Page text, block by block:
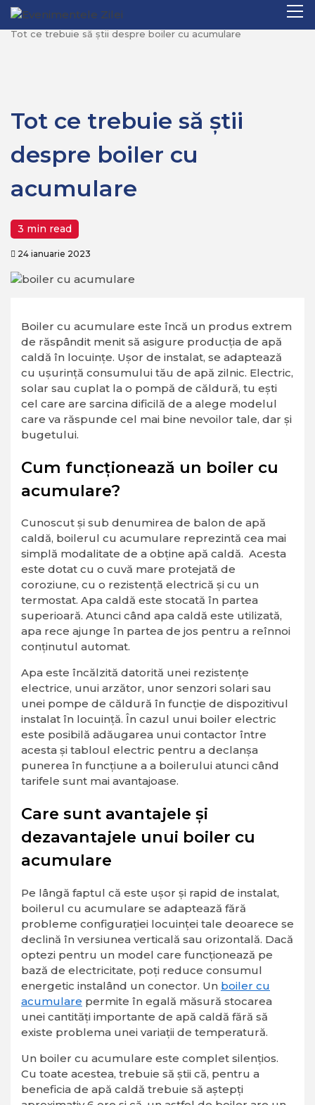
Mergi
conţinut.
Home
Diverse
Tot ce trebuie să știi despre boiler cu acumulare
Tot ce trebuie să știi
despre boiler cu
acumulare
3 min read
24 ianuarie 2023
Boiler cu acumulare este încă un produs extrem
de răspândit menit să asigure producția de apă
caldă în locuințe. Ușor de instalat, se adaptează
cu ușurință consumului tău de apă zilnic. Electric,
solar sau cuplat la o pompă de căldură, tu ești
cel care are sarcina dificilă de a alege modelul
care va răspunde cel mai bine nevoilor tale, dar și
bugetului.
Cum funcționează un boiler cu
acumulare?
Cunoscut și sub denumirea de balon de apă
caldă, boilerul cu acumulare reprezintă cea mai
simplă modalitate de a obține apă caldă. Acesta
este dotat cu o cuvă mare protejată de
coroziune, cu o rezistență electrică și cu un
termostat. Apa caldă este stocată în partea
superioară. Atunci când apa caldă este utilizată,
apa rece ajunge în partea de jos pentru a reînnoi
conținutul automat.
Apa este încălzită datorită unei rezistențe
electrice, unui arzător, unor senzori solari sau
unei pompe de căldură în funcție de dispozitivul
instalat în locuință. În cazul unui boiler electric
este posibilă adăugarea unui contactor între
acesta și tabloul electric pentru a declanșa
punerea în funcțiune a a boilerului atunci când
tarifele sunt mai avantajoase.
Care sunt avantajele și
dezavantajele unui boiler cu
acumulare
Pe lângă faptul că este ușor și rapid de instalat,
boilerul cu acumulare se adaptează fără
probleme configurației locuinței tale deoarece se
declină în versiunea verticală sau orizontală. Dacă
optezi pentru un model care funcționează pe
bază de electricitate, poți reduce consumul
energetic instalând un conector. Un boiler cu
acumulare permite în egală măsură stocarea
unei cantități importante de apă caldă fără să
existe problema unei variații de temperatură.
Un boiler cu acumulare este complet silențios.
Cu toate acestea, trebuie să știi că, pentru a
beneficia de apă caldă trebuie să aștepți